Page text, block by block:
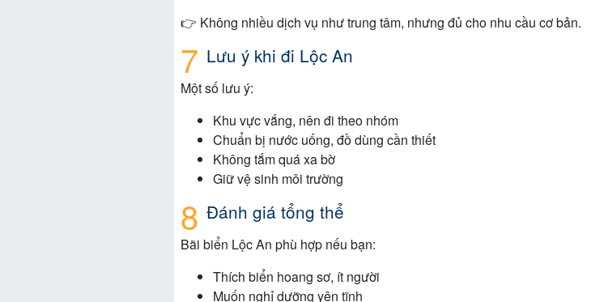
👉 Không nhiều dịch vụ như trung tâm, nhưng đủ cho nhu cầu cơ bản.
Lưu ý khi đi Lộc An
Một số lưu ý:
Khu vực vắng, nên đi theo nhóm
Chuẩn bị nước uống, đồ dùng cần thiết
Không tắm quá xa bờ
Giữ vệ sinh môi trường
Đánh giá tổng thể
Bãi biển Lộc An phù hợp nếu bạn:
Thích biển hoang sơ, ít người
Muốn nghỉ dưỡng yên tĩnh